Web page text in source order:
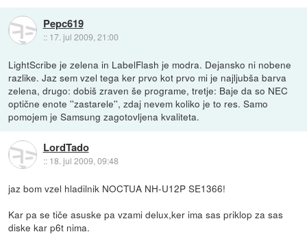
Pepc619
:: 17. jul 2009, 21:00
LightScribe je zelena in LabelFlash je modra. Dejansko ni nobene
razlike. Jaz sem vzel tega ker prvo kot prvo mi je najljubša barva
zelena, drugo: dobiš zraven še programe, tretje: Baje da so NEC
optične enote ''zastarele'', zdaj nevem koliko je to res. Samo
pomojem je Samsung zagotovljena kvaliteta.
LordTado
:: 18. jul 2009, 09:48
jaz bom vzel hladilnik NOCTUA NH-U12P SE1366!
Kar pa se tiče asuske pa vzami delux,ker ima sas priklop za sas
diske kar p6t nima.